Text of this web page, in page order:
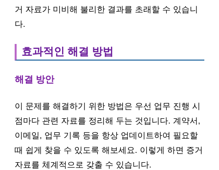
거 자료가 미비해 불리한 결과를 초래할 수 있습니
다.
효과적인 해결 방법
해결 방안
이 문제를 해결하기 위한 방법은 우선 업무 진행 시
점마다 관련 자료를 정리해 두는 것입니다. 계약서,
이메일, 업무 기록 등을 항상 업데이트하여 필요할
때 쉽게 찾을 수 있도록 해보세요. 이렇게 하면 증거
자료를 체계적으로 갖출 수 있습니다.